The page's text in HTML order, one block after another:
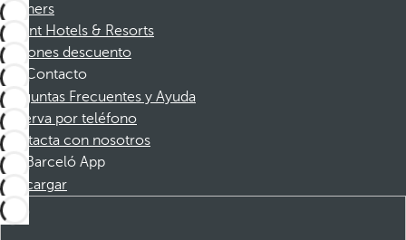
Partners
Dorint Hotels & Resorts
Cupones descuento
Contacto
Preguntas Frecuentes y Ayuda
Reserva por teléfono
Contacta con nosotros
Barceló App
Descargar